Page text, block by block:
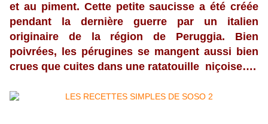
et au piment. Cette petite saucisse a été créée
pendant la dernière guerre par un italien
originaire de la région de Peruggia. Bien
poivrées, les pérugines se mangent aussi bien
crues que cuites dans une ratatouille niçoise….